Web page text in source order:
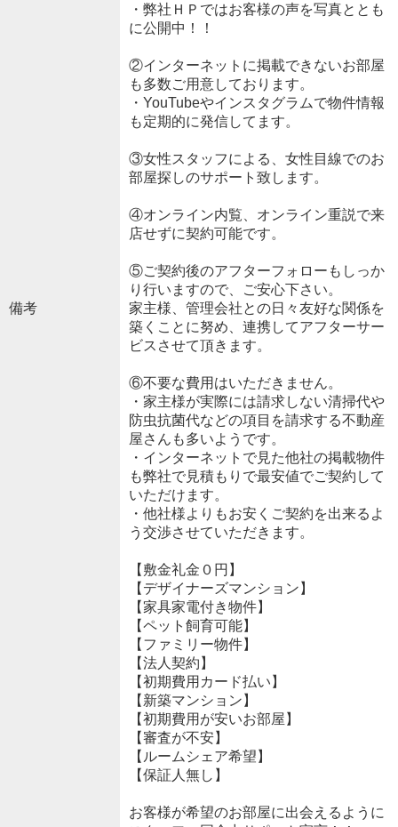
備考
・弊社ＨＰではお客様の声を写真ととも
に公開中！！
②インターネットに掲載できないお部屋
も多数ご用意しております。
・YouTubeやインスタグラムで物件情報
も定期的に発信してます。
③女性スタッフによる、女性目線でのお
部屋探しのサポート致します。
④オンライン内覧、オンライン重説で来
店せずに契約可能です。
⑤ご契約後のアフターフォローもしっか
り行いますので、ご安心下さい。
家主様、管理会社との日々友好な関係を
築くことに努め、連携してアフターサー
ビスさせて頂きます。
⑥不要な費用はいただきません。
・家主様が実際には請求しない清掃代や
防虫抗菌代などの項目を請求する不動産
屋さんも多いようです。
・インターネットで見た他社の掲載物件
も弊社で見積もりで最安値でご契約して
いただけます。
・他社様よりもお安くご契約を出来るよ
う交渉させていただきます。
【敷金礼金０円】
【デザイナーズマンション】
【家具家電付き物件】
【ペット飼育可能】
【ファミリー物件】
【法人契約】
【初期費用カード払い】
【新築マンション】
【初期費用が安いお部屋】
【審査が不安】
【ルームシェア希望】
【保証人無し】
お客様が希望のお部屋に出会えるように